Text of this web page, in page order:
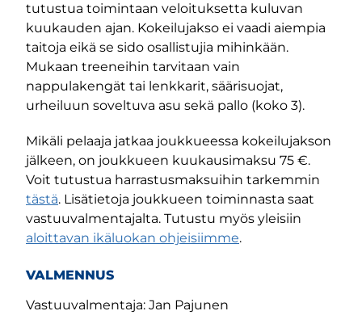
tutustua toimintaan veloituksetta kuluvan
kuukauden ajan. Kokeilujakso ei vaadi aiempia
taitoja eikä se sido osallistujia mihinkään.
Mukaan treeneihin tarvitaan vain
nappulakengät tai lenkkarit, säärisuojat,
urheiluun soveltuva asu sekä pallo (koko 3).
Mikäli pelaaja jatkaa joukkueessa kokeilujakson
jälkeen, on joukkueen kuukausimaksu 75 €.
Voit tutustua harrastusmaksuihin tarkemmin
tästä. Lisätietoja joukkueen toiminnasta saat
vastuuvalmentajalta. Tutustu myös yleisiin
aloittavan ikäluokan ohjeisiimme.
VALMENNUS
Vastuuvalmentaja: Jan Pajunen